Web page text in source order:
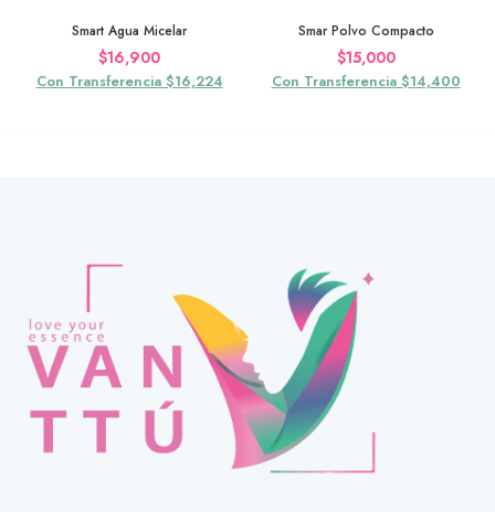
Smart Agua Micelar
$16,900
Con Transferencia $16,224
Smar Polvo Compacto
$15,000
Con Transferencia $14,400